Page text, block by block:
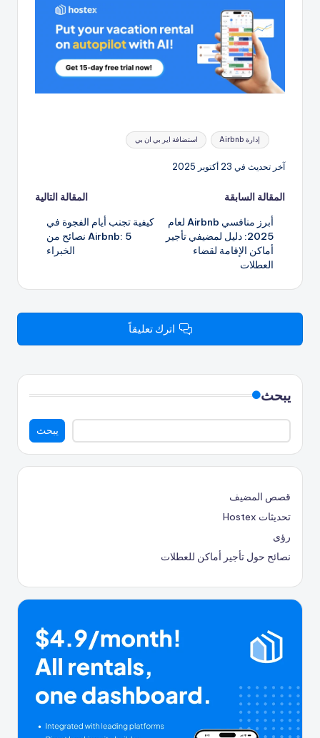
العلامات: استضافة اير بي ان بي إدارة Airbnb
آخر تحديث في 23 أكتوبر 2025
تصفّح
المقالات
المقالة السابقة
أبرز منافسي Airbnb لعام
2025: دليل لمضيفي تأجير
أماكن الإقامة لقضاء
العطلات
المقالة التالية
كيفية تجنب أيام الفجوة في
Airbnb: 5 نصائح من
الخبراء
اترك تعليقاً
يبحث
يبحث
قصص المضيف
تحديثات Hostex
رؤى
نصائح حول تأجير أماكن للعطلات